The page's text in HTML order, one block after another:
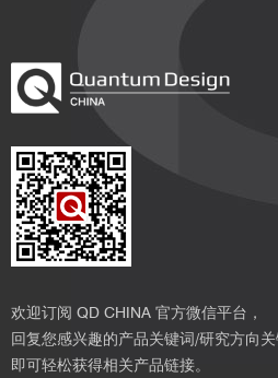
据
欢迎订阅 QD CHINA 官方微信平台，
回复您感兴趣的产品关键词/研究方向关
即可轻松获得相关产品链接。